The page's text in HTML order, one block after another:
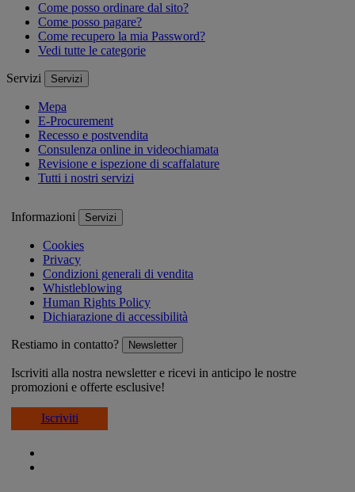
Come posso ordinare dal sito?
Come posso pagare?
Come recupero la mia Password?
Vedi tutte le categorie
Servizi Servizi
Mepa
E-Procurement
Recesso e postvendita
Consulenza online in videochiamata
Revisione e ispezione di scaffalature
Tutti i nostri servizi
Informazioni Servizi
Cookies
Privacy
Condizioni generali di vendita
Whistleblowing
Human Rights Policy
Dichiarazione di accessibilità
Restiamo in contatto? Newsletter
Iscriviti alla nostra newsletter e ricevi in anticipo le nostre
promozioni e offerte esclusive!
Iscriviti